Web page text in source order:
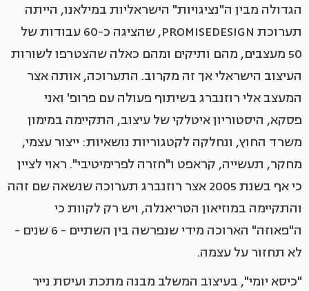
הגדולה מבין ה"נציגויות" הישראליות במילאנו, הייתה
תערוכת PROMISEDESIGN, שהציגה כ-60 עבודות של
50 מעצבים, מהם ותיקים ומהם כאלה שהצטרפו לשורות
העיצוב הישראלי אך זה מקרוב. התערוכה, אותה אצר
המעצב אלי רוזנברג בשיתוף פעולה עם פרופ' ואני
פסקא, היסטוריון איטלקי של עיצוב, התקיימה במימון
משרד החוץ, ונחלקה לקטגוריות נושאיות: ייצור עצמי,
מחקר, תעשייה, קראפט ו"חזרה לפרימיטיבי". ראוי לציין
כי אף בשנת 2005 אצר רוזנברג תערוכה שנשאה שם זהה
והתקיימה במוזיאון הטריאנלה, ויש רק לקוות כי
ה"פאוזה" הארוכה מידי שנפרשה בין השתיים - 6 שנים -
לא תחזור על עצמה.
"כיסא יומי", בעיצוב המשלב מבנה מתכת ועיסת נייר